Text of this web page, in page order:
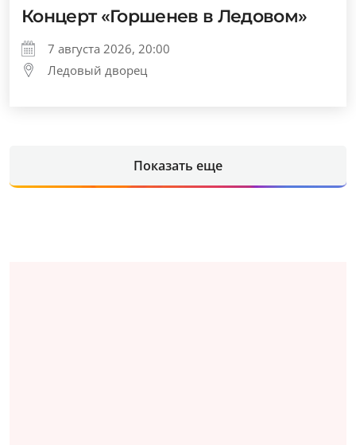
Концерт «Горшенев в Ледовом»
7 августа 2026, 20:00
Ледовый дворец
Показать еще